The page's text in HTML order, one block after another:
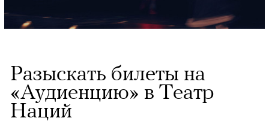
Разыскать билеты на
«Аудиенцию» в Театр
Наций